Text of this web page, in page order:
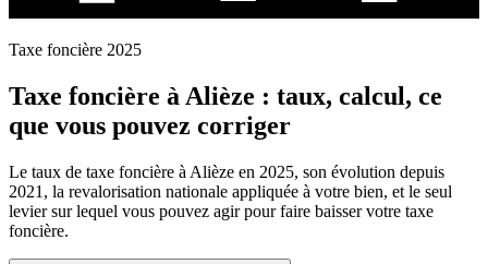
Taxe foncière 2025
Taxe foncière àAlièze : taux, calcul, ce
que vous pouvez corriger
Le taux de taxe foncière à Alièze en 2025, son évolution depuis
2021, la revalorisation nationale appliquée à votre bien, et le seul
levier sur lequel vous pouvez agir pour faire baisser votre taxe
foncière.